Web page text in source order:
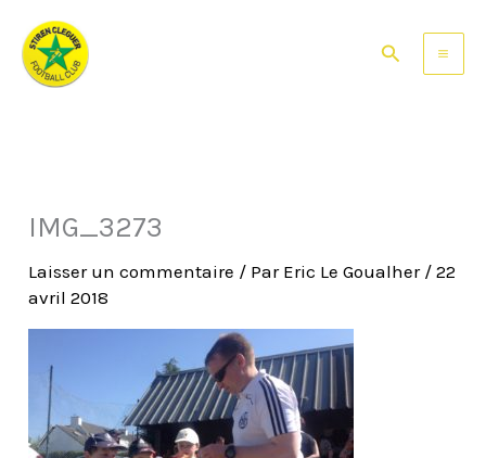
contenu
Rechercher
IMG_3273
Laisser un commentaire / Par Eric Le Goualher /22
avril 2018